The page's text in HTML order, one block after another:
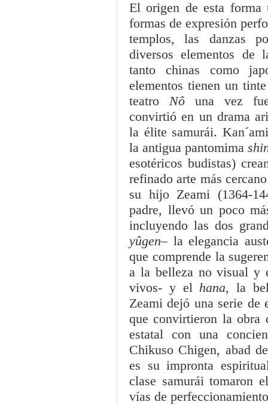
El origen de esta forma
formas de expresión
templos, las danzas
diversos elementos de
tanto chinas como
elementos tienen un
teatro Nô una vez fue
convirtió en un drama
la élite samurái.
la antigua pantomima
esotéricos budistas)
refinado arte más
su hijo Zeami (1364-
padre, llevó un poco
incluyendo las dos
yûgen– la elegancia
que comprende la
a la belleza no visual y
vivos- y elhana, la
Zeami dejó una serie
que convirtieron la obra
estatal con una
Chikuso Chigen, abad
es su impronta
clase samurái tomaron
vías de